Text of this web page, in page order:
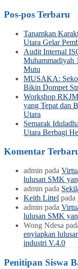
Pos-pos Terbaru
Tanamkan
Utara Gelar
Audit Internal
Muhammadiyah
Mutu
MUSAKA:
Bikin Dompet
Workshop
yang Tepat dan
Utara
Semarak
Utara Berbagi
Komentar
admin pada
lulusan SMK
admin pada
Keith Littel pada
admin pada
lulusan SMK
Wong Ndesa
enyiapkan
industri V.4.0
Penitipan Siswa